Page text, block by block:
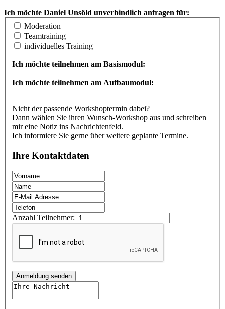
Ich möchte Daniel Unsöld unverbindlich anfragen für:
Moderation
Teamtraining
individuelles Training
Ich möchte teilnehmen am Basismodul:
Ich möchte teilnehmen am Aufbaumodul:
Nicht der passende Workshoptermin dabei?
Dann wählen Sie ihren Wunsch-Workshop aus und schreiben
mir eine Notiz ins Nachrichtenfeld.
Ich informiere Sie gerne über weitere geplante Termine.
Ihre Kontaktdaten
Anzahl Teilnehmer:
Anmeldung senden